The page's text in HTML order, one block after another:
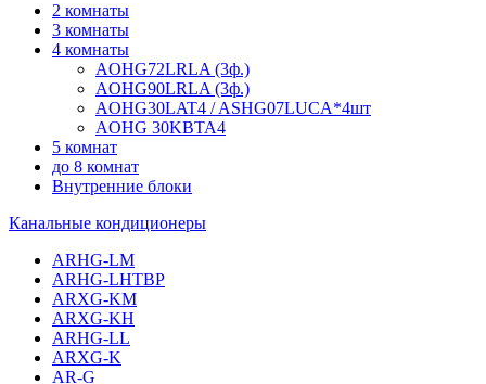
2 комнаты
3 комнаты
4 комнаты
AOHG72LRLA (3ф.)
AOHG90LRLA (3ф.)
AOHG30LAT4 / ASHG07LUCA*4шт
AOHG 30KBTA4
5 комнат
до 8 комнат
Внутренние блоки
Канальные кондиционеры
ARHG-LM
ARHG-LHTBP
ARXG-KM
ARXG-KH
ARHG-LL
ARXG-K
AR-G